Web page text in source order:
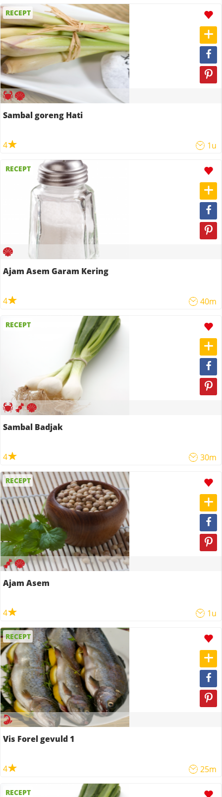
RECEPT
Sambal goreng Hati
4 1u
RECEPT
Ajam Asem Garam Kering
4 40m
RECEPT
Sambal Badjak
4 30m
RECEPT
Ajam Asem
4 1u
RECEPT
Vis Forel gevuld 1
4 25m
RECEPT